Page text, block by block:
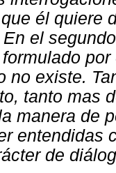
él quiere
el
no existe.
tanto mas
manera de
entendidas
de